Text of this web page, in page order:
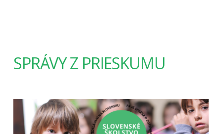
SPRÁVY Z PRIESKUMU